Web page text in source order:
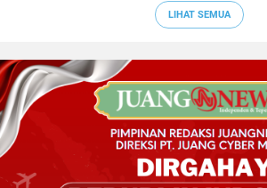
LIHAT SEMUA